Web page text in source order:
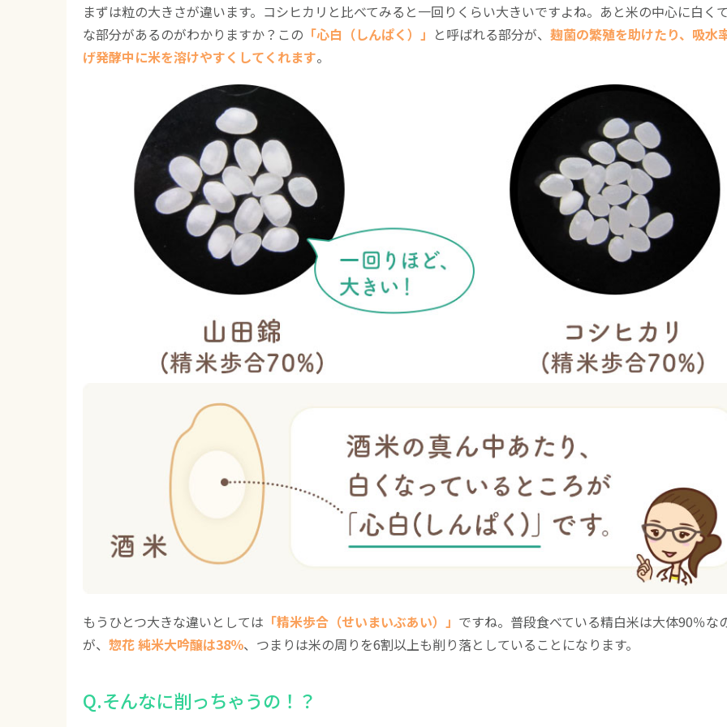
まずは粒の大きさが違います。コシヒカリと比べてみると一回りくらい大きいですよね。あと米の中心に白く
な部分があるのがわかりますか？この 「心白（しんぱく）」 と呼ばれる部分が、 麹菌の繁殖を助けたり、吸水
げ発酵中に米を溶けやすくしてくれます。
もうひとつ大きな違いとしては 「精米歩合（せいまいぶあい）」 ですね。普段食べている精白米は大体90％な
が、 惣花 純米大吟醸は38％、つまりは米の周りを6割以上も削り落としていることになります。
Q.そんなに削っちゃうの！？